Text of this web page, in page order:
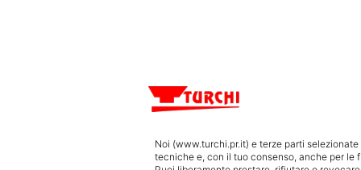
Noi (www.turchi.pr.it) e terze parti
tecniche e, con il tuo consenso, anche per le